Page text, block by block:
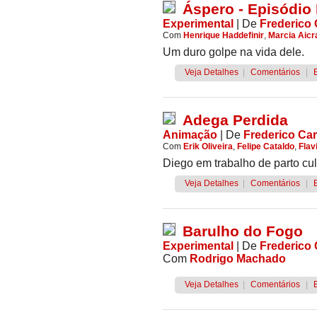
Áspero - Episódio
Experimental De Frederico
Com Henrique Haddefinir, Marcia
Um duro golpe na vida dele.
Veja Detalhes Comentários
Adega Perdida
Animação De Frederico
Com Erik Oliveira, Felipe Cataldo,
Diego em trabalho de parto
Veja Detalhes Comentários
Barulho do Fogo
Experimental De Frederico
Com Rodrigo Machado
Veja Detalhes Comentários